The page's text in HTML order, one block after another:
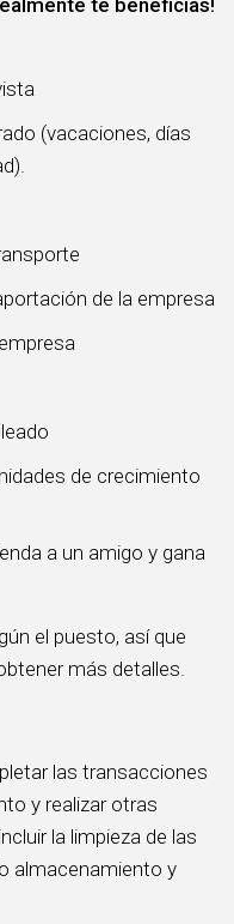
te beneficias!
(vacaciones, días
de la empresa
de crecimiento
a un amigo y gana
el puesto, así que
más detalles.
las transacciones
y realizar otras
la limpieza de las
almacenamiento y